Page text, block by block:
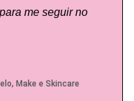
me seguir no